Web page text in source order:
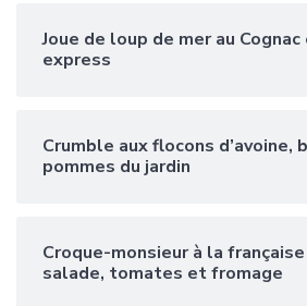
Joue de loup de mer au
express
Crumble aux flocons d’avoine,
pommes du jardin
Croque-monsieur à la française
salade, tomates et fromage